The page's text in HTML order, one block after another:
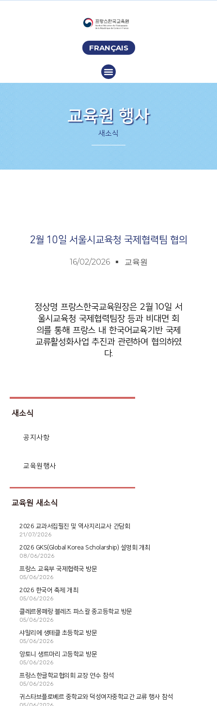
FRANÇAIS
교육원 행사
새소식
2월 10일 서울시교육청 국제협력팀 협의
16/02/2026 교육원
정상명 프랑스한국교육원장은 2월 10일 서
울시교육청 국제협력팀장 등과 비대면 회
의를 통해 프랑스 내 한국어교육기반 국제
교류활성화사업 추진과 관련하여 협의하였
다.
새소식
공지사항
교육원행사
교육원 새소식
2026 교과서집필진 및 역사지리교사 간담회
21/07/2026
2026 GKS(Global Korea Scholarship) 설명회 개최
08/06/2026
프랑스 교육부 국제협력국 방문
05/06/2026
2026 한국어 축제 개최
05/06/2026
클레르몽페랑 블레즈 파스칼 중고등학교 방문
05/06/2026
샤말리에 생테클 초등학교 방문
05/06/2026
앙토니 생트마리 고등학교 방문
05/06/2026
프랑스한글학교협의회 교장 연수 참석
05/06/2026
귀스타브플로베르 중학교와 덕성여자중학교간 교류 행사 참석